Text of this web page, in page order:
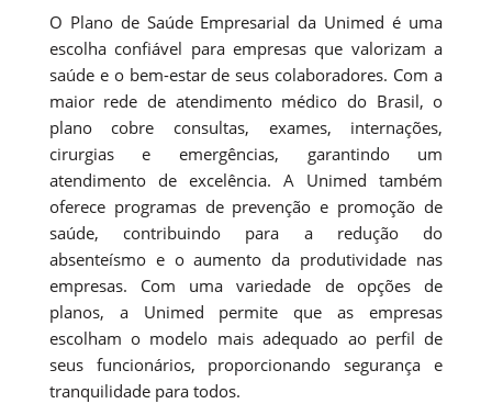
O Plano de Saúde Empresarial da Unimed é uma
escolha confiável para empresas que valorizam a
saúde e o bem-estar de seus colaboradores. Com a
maior rede de atendimento médico do Brasil, o
plano cobre consultas, exames, internações,
cirurgias e emergências, garantindo um
atendimento de excelência. A Unimed também
oferece programas de prevenção e promoção de
saúde, contribuindo para a redução do
absenteísmo e o aumento da produtividade nas
empresas. Com uma variedade de opções de
planos, a Unimed permite que as empresas
escolham o modelo mais adequado ao perfil de
seus funcionários, proporcionando segurança e
tranquilidade para todos.